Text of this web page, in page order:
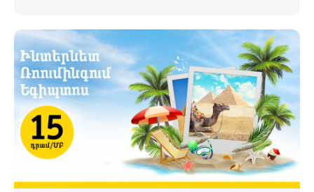
заключении нового контракта с Telecom Armenia,
поставщиком услуг IPTV и OTT под брендом
Beeline, который запускает обновленный пакет
телевизионных услуг на рынке Армении.
Компания Telecom Armenia приняла решение
модернизировать существующую систему. Нам
требовалась производительная, масштабируемая
инфраструктура для пр